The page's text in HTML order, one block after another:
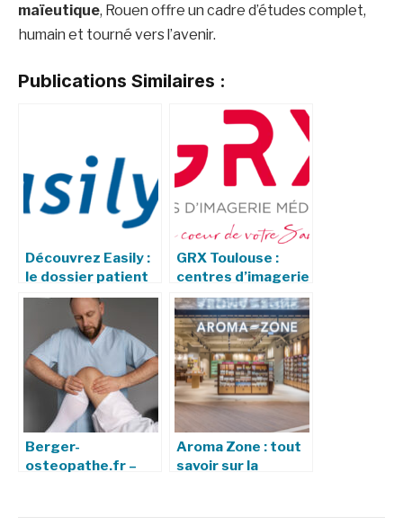
maïeutique, Rouen offre un cadre d’études complet,
humain et tourné vers l’avenir.
Publications Similaires :
Découvrez Easily :
le dossier patient
informatisé
innovant des HCL
GRX Toulouse :
centres d’imagerie
médicale, services
et engagements
Berger-
osteopathe.fr –
Aroma Zone : tout
savoir sur la